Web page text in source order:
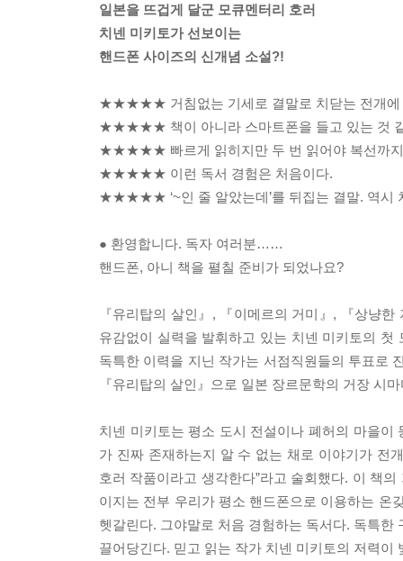
일본을 뜨겁게 달군 모큐멘터리 호러
치넨 미키토가 선보이는
핸드폰 사이즈의 신개념 소설?!
★★★★★ 거침없는 기세로 결말로 치닫는 전개에
★★★★★ 책이 아니라 스마트폰을 들고 있는 것
★★★★★ 빠르게 읽히지만 두 번 읽어야 복선까지
★★★★★ 이런 독서 경험은 처음이다.
★★★★★ ‘~인 줄 알았는데’를 뒤집는 결말. 역시
● 환영합니다. 독자 여러분……
핸드폰, 아니 책을 펼칠 준비가 되었나요?
『유리탑의 살인』, 『이메르의 거미』, 『상냥
유감없이 실력을 발휘하고 있는 치넨 미키토의
독특한 이력을 지닌 작가는 서점직원들의 투표로
『유리탑의 살인』으로 일본 장르문학의 거장 시
치넨 미키토는 평소 도시 전설이나 폐허의 마을
가 진짜 존재하는지 알 수 없는 채로 이야기가 전
호러 작품이라고 생각한다”라고 술회했다. 이 책
이지는 전부 우리가 평소 핸드폰으로 이용하는 온
헷갈린다. 그야말로 처음 경험하는 독서다. 독특
끌어당긴다. 믿고 읽는 작가 치넨 미키토의 저력이